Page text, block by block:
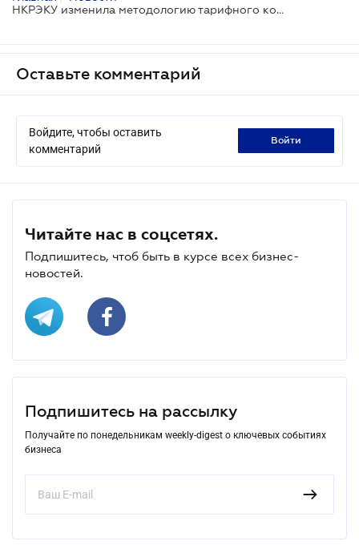
НКРЭКУ изменила методологию тарифного контроля для оператора системы передачи
Оставьте комментарий
Войдите, чтобы оставить
комментарий
войти
Читайте нас в соцсетях.
Подпишитесь, чтоб быть в курсе всех бизнес-
новостей.
Подпишитесь на рассылку
Получайте по понедельникам weekly-digest о ключевых событиях
бизнеса